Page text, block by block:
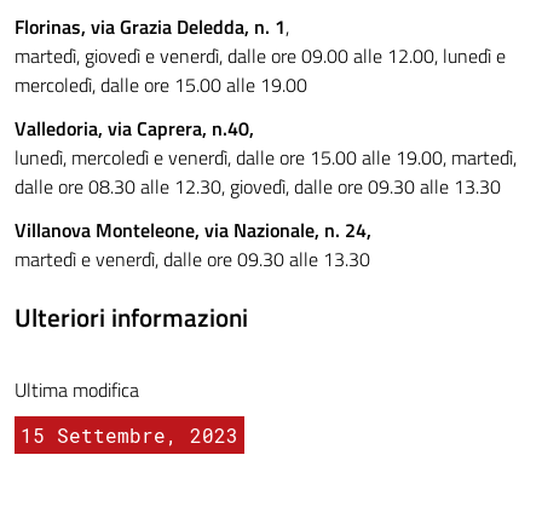
Florinas, via Grazia Deledda, n. 1,
martedì, giovedì e venerdì, dalle ore 09.00 alle 12.00, lunedì e
mercoledì, dalle ore 15.00 alle 19.00
Valledoria, via Caprera, n.40,
lunedì, mercoledì e venerdì, dalle ore 15.00 alle 19.00, martedì,
dalle ore 08.30 alle 12.30, giovedì, dalle ore 09.30 alle 13.30
Villanova Monteleone, via Nazionale, n. 24,
martedì e venerdì, dalle ore 09.30 alle 13.30
Ulteriori informazioni
Ultima modifica
15 Settembre, 2023